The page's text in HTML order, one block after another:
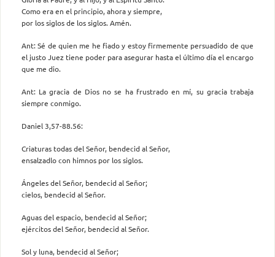
Como era en el principio, ahora y siempre,
por los siglos de los siglos. Amén.
Ant: Sé de quien me he fiado y estoy firmemente persuadido de que
el justo Juez tiene poder para asegurar hasta el último día el encargo
que me dio.
Ant: La gracia de Dios no se ha frustrado en mí, su gracia trabaja
siempre conmigo.
Daniel 3,57-88.56:
Criaturas todas del Señor, bendecid al Señor,
ensalzadlo con himnos por los siglos.
Ángeles del Señor, bendecid al Señor;
cielos, bendecid al Señor.
Aguas del espacio, bendecid al Señor;
ejércitos del Señor, bendecid al Señor.
Sol y luna, bendecid al Señor;